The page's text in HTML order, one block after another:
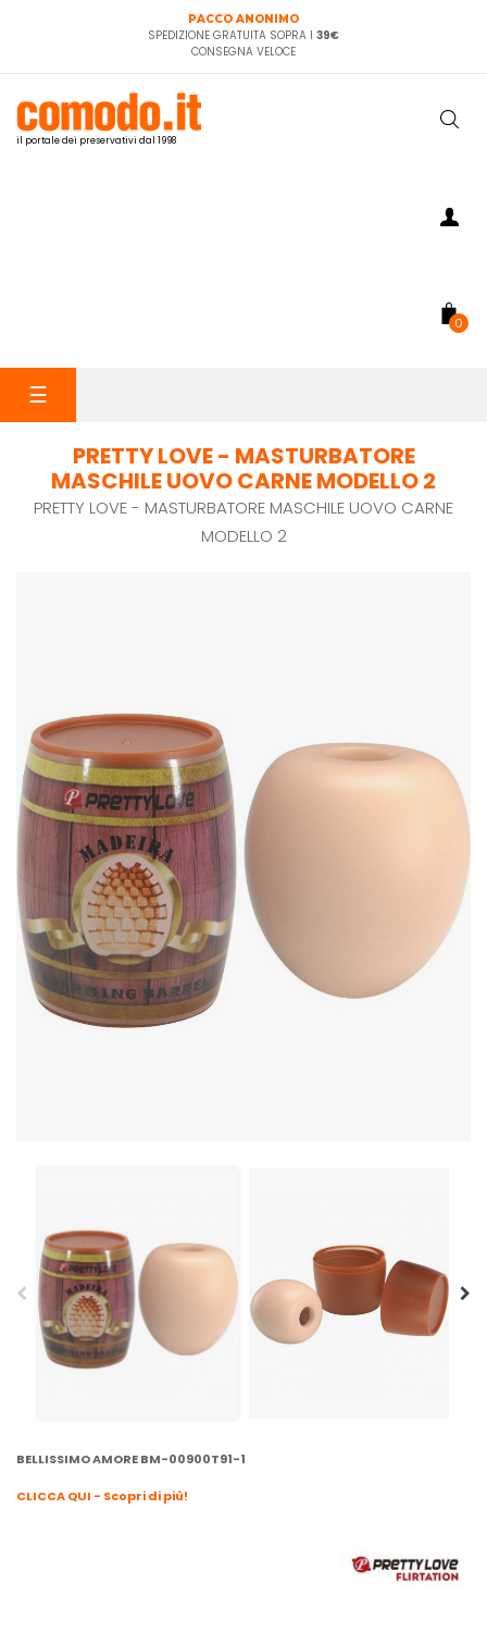
PACCO ANONIMO
SPEDIZIONE GRATUITA SOPRA I 39€
CONSEGNA VELOCE
il portale dei preservativi dal 1998
0
navigazione
☰
PRETTY LOVE - MASTURBATORE
MASCHILE UOVO CARNE MODELLO 2
PRETTY LOVE - MASTURBATORE MASCHILE UOVO CARNE
MODELLO 2
BELLISSIMO AMORE BM-00900T91-1
CLICCA QUI - Scopri di più!